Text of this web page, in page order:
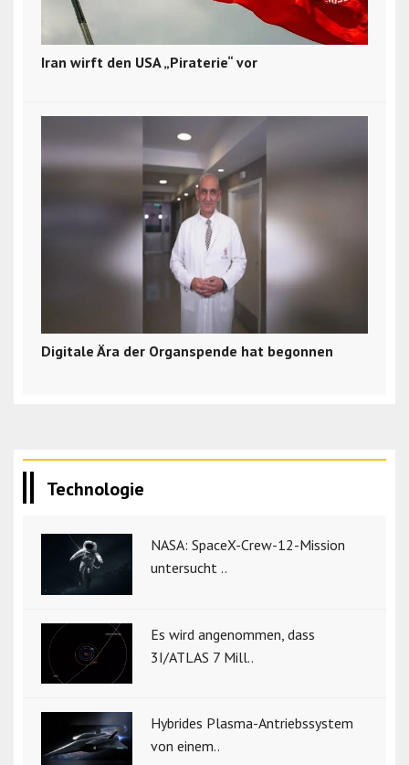
Iran wirft den USA „Piraterie“ vor
Digitale Ära der Organspende hat begonnen
Technologie
NASA: SpaceX-Crew-12-Mission
untersucht ..
Es wird angenommen, dass
3I/ATLAS 7 Mill..
Hybrides Plasma-Antriebssystem
von einem..